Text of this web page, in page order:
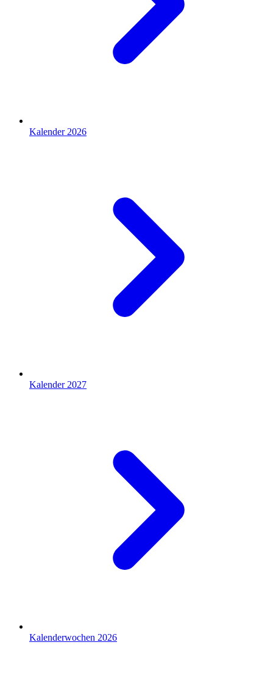
Kalender 2026
Kalender 2027
Kalenderwochen 2026